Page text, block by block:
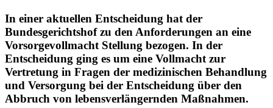
In einer aktuellen Entscheidung hat der
Bundesgerichtshof zu den Anforderungen an eine
Vorsorgevollmacht Stellung bezogen. In der
Entscheidung ging es um eine Vollmacht zur
Vertretung in Fragen der medizinischen Behandlung
und Versorgung bei der Entscheidung über den
Abbruch von lebensverlängernden Maßnahmen.